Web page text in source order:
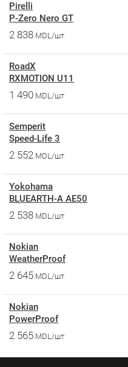
Pirelli
P-Zero Nero GT
2 838 MDL/шт
RoadX
RXMOTION U11
1 490 MDL/шт
Semperit
Speed-Life 3
2 552 MDL/шт
Yokohama
BLUEARTH-A AE50
2 538 MDL/шт
Nokian
WeatherProof
2 645 MDL/шт
Nokian
PowerProof
2 565 MDL/шт